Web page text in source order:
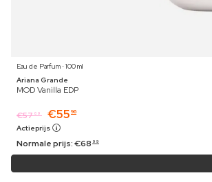
Eau de Parfum ⋅ 100 ml
Ariana Grande
MOD Vanilla EDP
€57 69 €55 96
Actieprijs
Normale prijs:€68 99